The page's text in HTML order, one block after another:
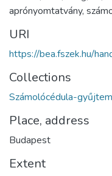
aprónyomtatvány,
URI
https://bea.fszek.hu/
Collections
Számolócédula-
Place, address
Budapest
Extent